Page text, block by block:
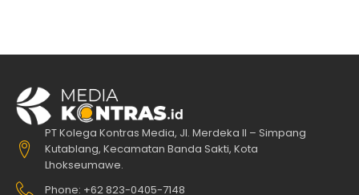
PT Kolega Kontras Media, Jl. Merdeka II – Simpang
Kutablang, Kecamatan Banda Sakti, Kota
Lhokseumawe.
Phone: +62 823-0405-7148